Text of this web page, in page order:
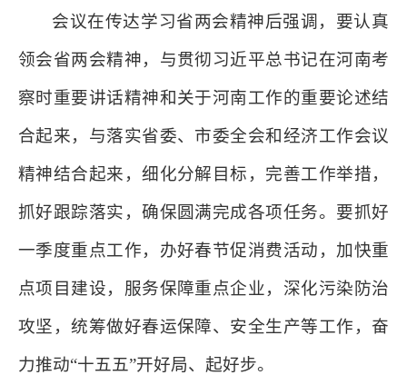
会议在传达学习省两会精神后强调，要认真
领会省两会精神，与贯彻习近平总书记在河南考
察时重要讲话精神和关于河南工作的重要论述结
合起来，与落实省委、市委全会和经济工作会议
精神结合起来，细化分解目标，完善工作举措，
抓好跟踪落实，确保圆满完成各项任务。要抓好
一季度重点工作，办好春节促消费活动，加快重
点项目建设，服务保障重点企业，深化污染防治
攻坚，统筹做好春运保障、安全生产等工作，奋
力推动“十五五”开好局、起好步。